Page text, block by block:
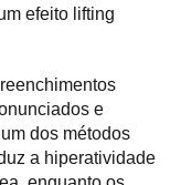
efeito lifting
e
dos métodos
a hiperatividade